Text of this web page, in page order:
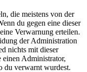
die meistens von der
du gegen eine dieser
Verwarnung erteilen.
der Administration
nichts mit dieser
Administrator,
du verwarnt wurdest.